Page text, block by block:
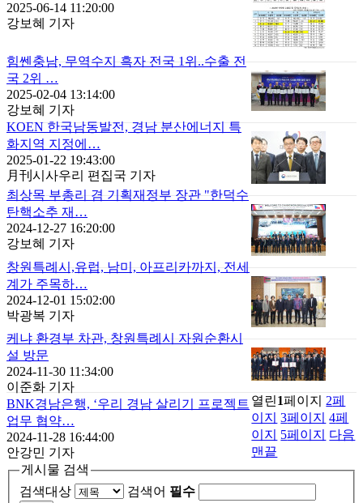
2025-06-14 11:20:00
강보혜 기자
힘쎈충남, 무역수지 흑자 전국 1위..수출 전
국 2위 …
2025-02-04 13:14:00
강보혜 기자
KOEN 한국남동발전, 경남 분산에너지 특
화지역 지정에…
2025-01-22 19:43:00
月刊시사우리 편집국 기자
최상목 부총리 겸 기획재정부 장관 "한덕수
탄핵소추 재…
2024-12-27 16:20:00
강보혜 기자
창원특례시,유럽, 남미, 아프리카까지, 전세
계가 주목하…
2024-12-01 15:02:00
박광복 기자
케냐 환경부 차관, 창원특례시 자원순환시
설 방문
2024-11-30 11:34:00
이준화 기자
BNK경남은행, ‘우리 경남 살리기 프로젝트
업무 협약…
2024-11-28 16:44:00
안강민 기자
열린1페이지 2페
이지
3페이지 4페
이지
5페이지
다음
맨끝
게시물 검색
검색대상
검색어 필수